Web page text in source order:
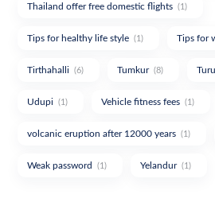
Thailand offer free domestic flights (1)
Tips for healthy life style (1) Tips for
Tirthahalli (6) Tumkur (8)
Udupi (1) Vehicle fitness fees (1)
volcanic eruption after 12000 years (1)
Weak password (1) Yelandur (1)